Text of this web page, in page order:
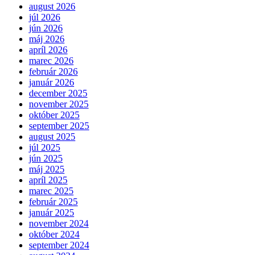
august 2026
júl 2026
jún 2026
máj 2026
apríl 2026
marec 2026
február 2026
január 2026
december 2025
november 2025
október 2025
september 2025
august 2025
júl 2025
jún 2025
máj 2025
apríl 2025
marec 2025
február 2025
január 2025
november 2024
október 2024
september 2024